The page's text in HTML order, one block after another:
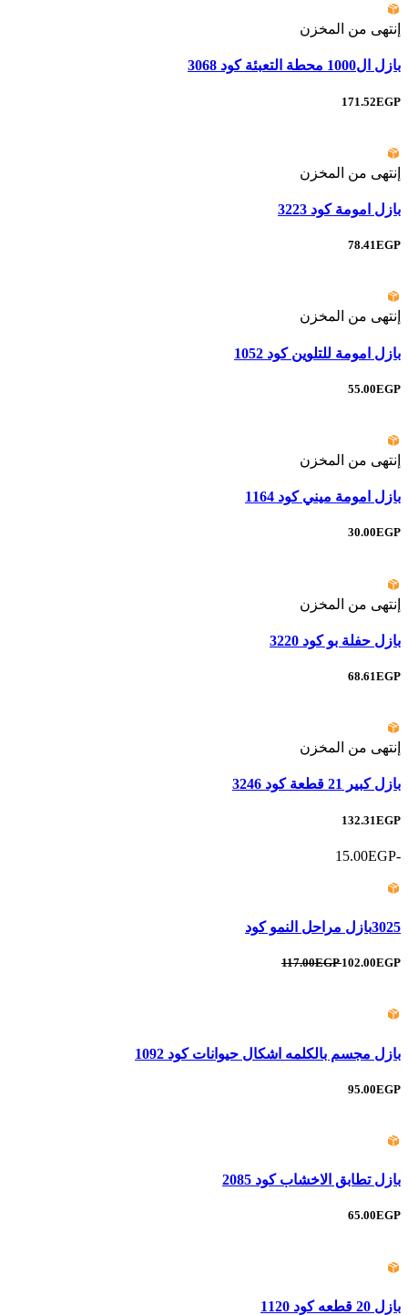
إنتهى من المخزن
بازل ال1000 محطة التعبئة كود 3068
171.52EGP
إنتهى من المخزن
بازل امومة كود 3223
78.41EGP
إنتهى من المخزن
بازل امومة للتلوين كود 1052
55.00EGP
إنتهى من المخزن
بازل امومة ميني كود 1164
30.00EGP
إنتهى من المخزن
بازل حفلة بو كود 3220
68.61EGP
إنتهى من المخزن
بازل كبير 21 قطعة كود 3246
132.31EGP
-15.00EGP
3025بازل مراحل النمو كود
117.00EGP102.00EGP
بازل مجسم بالكلمه اشكال حيوانات كود 1092
95.00EGP
بازل تطابق الاخشاب كود 2085
65.00EGP
بازل 20 قطعه كود 1120